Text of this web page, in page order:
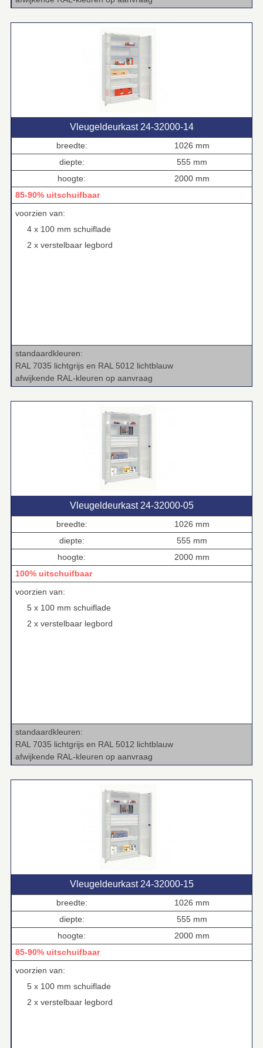
Vleugeldeurkast 24‑32000‑14
breedte:
1026 mm
diepte:
555 mm
hoogte:
2000 mm
85-90% uitschuifbaar
voorzien van:
4 x 100 mm schuiflade
2 x verstelbaar legbord
standaardkleuren:
RAL 7035 lichtgrijs en RAL 5012 lichtblauw
afwijkende RAL‑kleuren op aanvraag
Vleugeldeurkast 24‑32000‑05
breedte:
1026 mm
diepte:
555 mm
hoogte:
2000 mm
100% uitschuifbaar
voorzien van:
5 x 100 mm schuiflade
2 x verstelbaar legbord
standaardkleuren:
RAL 7035 lichtgrijs en RAL 5012 lichtblauw
afwijkende RAL‑kleuren op aanvraag
Vleugeldeurkast 24‑32000‑15
breedte:
1026 mm
diepte:
555 mm
hoogte:
2000 mm
85-90% uitschuifbaar
voorzien van:
5 x 100 mm schuiflade
2 x verstelbaar legbord